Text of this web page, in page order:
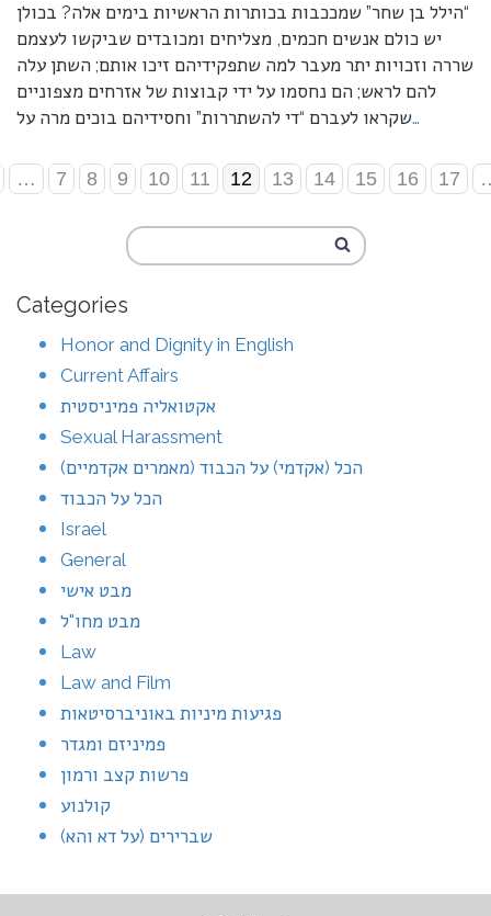
“הילל בן שחר” שמככבות בכותרות הראשיות בימים אלה? בכולן
יש כולם אנשים חכמים, מצליחים ומכובדים שביקשו לעצמם
שררה וזכויות יתר מעבר למה שתפקידיהם זיכו אותם; השתן עלה
להם לראש; הם נחסמו על ידי קבוצות של אזרחים מצפוניים
שקראו לעברם “די להשתררות” וחסידיהם בוכים מרה על…
… 7 8 9 10 11 12 13 14 15 16 17
Categories
Honor and Dignity in English
Current Affairs
אקטואליה פמיניסטית
Sexual Harassment
הכל (אקדמי) על הכבוד (מאמרים אקדמיים)
הכל על הכבוד
Israel
General
מבט אישי
מבט מחו"ל
Law
Law and Film
פגיעות מיניות באוניברסיטאות
פמיניזם ומגדר
פרשות קצב ורמון
קולנוע
שברירים (על דא והא)